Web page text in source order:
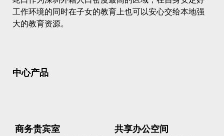
工作环境的同时在子女的教育上也可以安心交给本地强
大的教育资源。
中心产品
商务贵宾室 共享办公空间